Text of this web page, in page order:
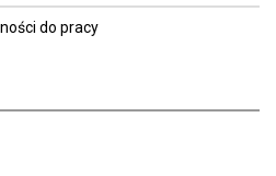
do pracy